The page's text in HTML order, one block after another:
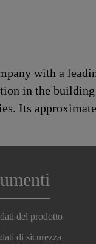
with a
in the
Its
del prodotto
di sicurezza